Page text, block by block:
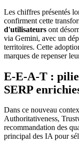
Les chiffres présentés
confirment cette
d'utilisateurs ont
via Gemini, avec un
territoires. Cette
marques de repenser
E‑E‑A‑T :
SERP
Dans ce nouveau
Authoritativeness,
recommandation des
principal des IA pour